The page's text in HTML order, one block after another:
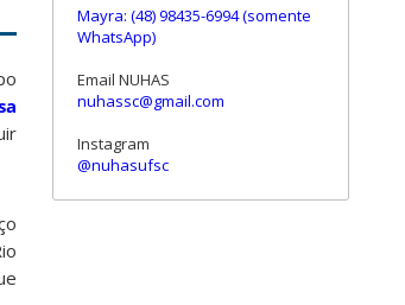
Mayra: (48) 98435-6994 (somente
WhatsApp)
Email NUHAS
nuhassc@gmail.com
Instagram
@nuhasufsc